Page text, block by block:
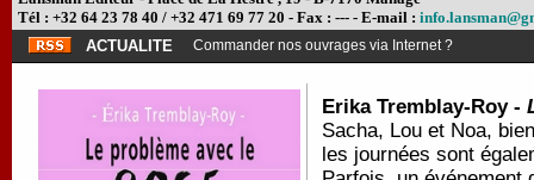
Tél : +32 64 23 78 40 / +32 471 69 77 20 - Fax : --- - E-mail :
ACTUALITE
Commander nos ouvrages via Internet ?
Erika Tremblay-Roy -
Sacha, Lou et Noa,
les journées sont